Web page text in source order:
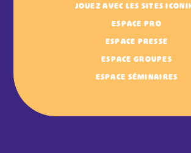
JOUEZ AVEC LES SITES
ESPACE PRO
ESPACE PRESSE
ESPACE GROUPES
ESPACE SÉMINAIRES